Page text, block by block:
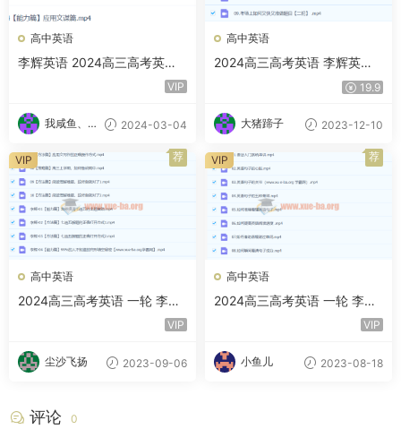
高中英语
李辉英语 2024高三高考英语
二轮春季班 百度云网盘下载VIP
我咸鱼、我
2024-03-04
高中英语
2024高三高考英语 李辉英语
二轮寒假班 百度云网盘下载19.9
大猪蹄子 2023-12-10
高中英语
2024高三高考英语 一轮 李辉
VIP
尘沙飞扬 2023-09-06
VIP 荐
高中英语
2024高三高考英语 一轮 李辉
VIP
小鱼儿 2023-08-18
VIP 荐
评论 0